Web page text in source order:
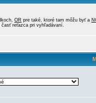
OR pre také, ktoré tam môžu byť a
reťazca pri vyhľadávaní.